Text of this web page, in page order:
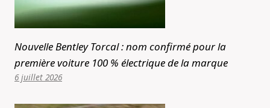
Nouvelle Bentley Torcal : nom confirmé pour la
première voiture 100 % électrique de la marque
6 juillet 2026